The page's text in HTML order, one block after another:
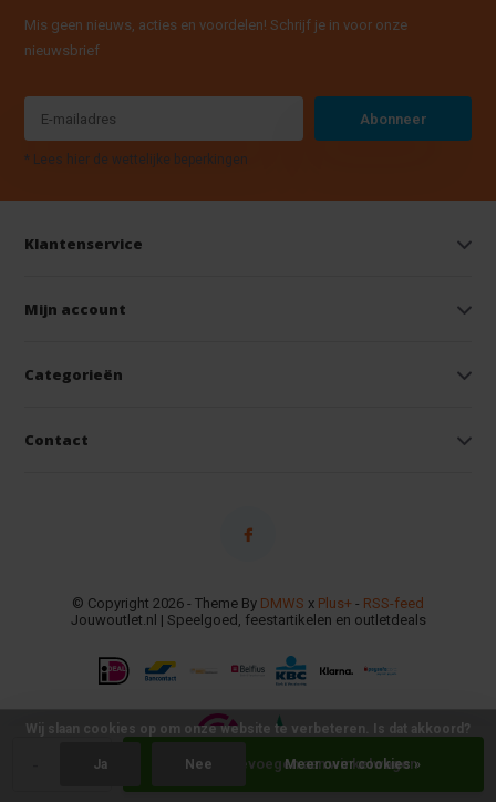
+ Toevoegen aan winkelwagen
Mis geen nieuws, acties en voordelen! Schrijf je in voor onze
nieuwsbrief
Abonneer
* Lees hier de wettelijke beperkingen
Klantenservice
Mijn account
Categorieën
Contact
© Copyright 2026 - Theme By DMWS x Plus+ - RSS-feed
Jouwoutlet.nl | Speelgoed, feestartikelen en outletdeals
Wij slaan cookies op om onze website te verbeteren. Is dat akkoord?
Ja Nee Meer over cookies »